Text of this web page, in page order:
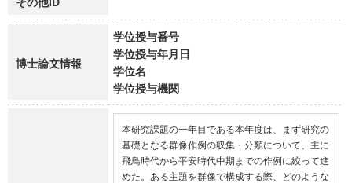
博士論文情報
学位授与番号
学位授与年月日
学位名
学位授与機関
本研究課題の一年目である本年度は、まず研究の
基礎となる群像作例の収集・分類について、主に
飛鳥時代から平安時代中期までの作例に絞って進
めた。ある主題を群像で構成する際、どのような